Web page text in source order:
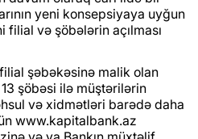
yeni konsepsiyaya uyğun
filial və şöbələrin açılması
şəbəkəsinə malik olan
şöbəsi ilə müştərilərin
və xidmətləri barədə daha
www.kapitalbank.az